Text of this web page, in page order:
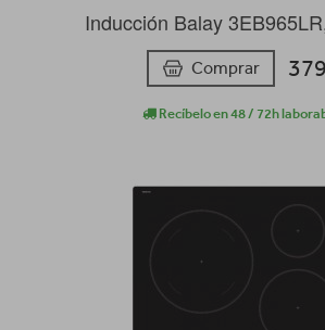
Inducción Balay
Comprar
Recíbelo en 48 / 72h